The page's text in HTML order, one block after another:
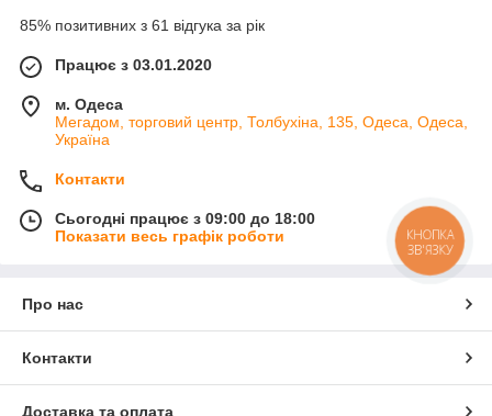
85% позитивних з 61 відгука за рік
Працює з 03.01.2020
м. Одеса
Мегадом, торговий центр, Толбухіна, 135, Одеса, Одеса,
Україна
Контакти
Сьогодні працює з 09:00 до 18:00
Показати весь графік роботи
Про нас
Контакти
Доставка та оплата
КНОПКА
ЗВ'ЯЗКУ